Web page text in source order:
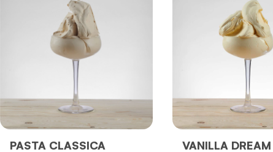
PASTA CLASSICA
VANILLA DREAM